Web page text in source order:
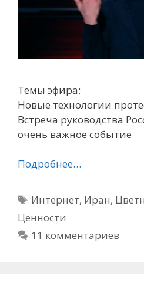
Темы эфира:
Новые технологии
Встреча руководства
очень важное событие
Подробнее…
Метки
Интернет, Иран,
Ценности
11 комментариев